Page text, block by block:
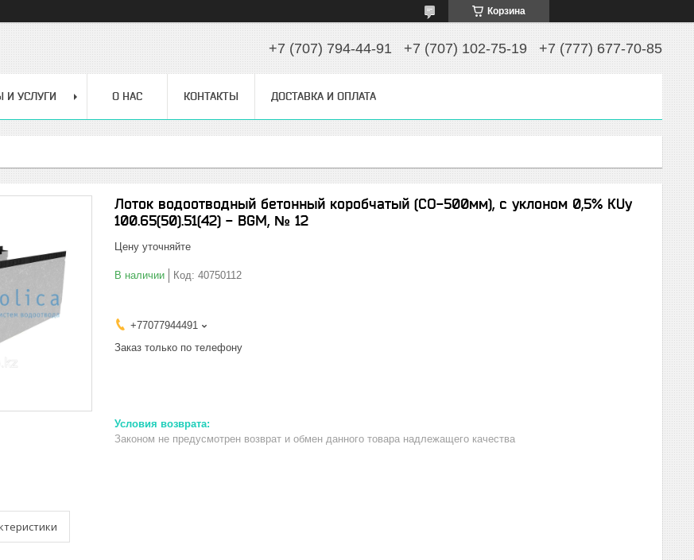
Корзина
+7 (707) 794-44-91 +7 (707) 102-75-19 +7 (777) 677-70-85
И УСЛУГИ О НАС КОНТАКТЫ ДОСТАВКА И ОПЛАТА
Лоток водоотводный бетонный коробчатый (СО-500мм), с уклоном 0,5% КUу
100.65(50).51(42) - BGМ, № 12
Цену уточняйте
В наличии Код: 40750112
+77077944491
Заказ только по телефону
Законом не предусмотрен возврат и обмен данного товара надлежащего качества